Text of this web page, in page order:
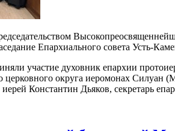
Епархиального совета Усть-
участие духовник епархии
церковного округа иеромонах Силуан
Константин Дьяков, секретарь